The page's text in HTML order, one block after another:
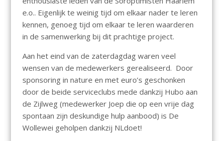
e.o.. Eigenlijk te weinig tijd om elkaar nader te leren
kennen, genoeg tijd om elkaar te leren waarderen
in de samenwerking bij dit prachtige project.
Aan het eind van de zaterdagdag waren veel
wensen van de medewerkers gerealiseerd. Door
sponsoring in nature en met euro’s geschonken
door de beide serviceclubs mede dankzij Hubo aan
de Zijlweg (medewerker Joep die op een vrije dag
spontaan zijn deskundige hulp aanbood) is De
Wollewei geholpen dankzij NLdoet!